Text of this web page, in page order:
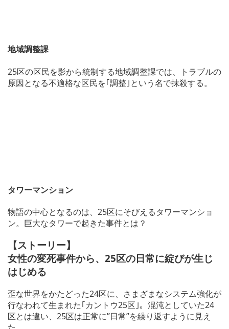
地域調整課
25区の区民を影から統制する地域調整課では、トラブルの
原因となる不適格な区民を｢調整｣という名で抹殺する。
タワーマンション
物語の中心となるのは、25区にそびえるタワーマンショ
ン。巨大なタワーで起きた事件とは？
【ストーリー】
女性の変死事件から、25区の日常に綻びが生じ
はじめる
歪な世界をかたどった24区に、さまざまなシステム強化が
行なわれて生まれた｢カントウ25区｣。混沌としていた24
区とは違い、25区は正常に”日常”を繰り返すように見え